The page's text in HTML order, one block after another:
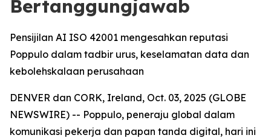
Bertanggungjawab
Pensijilan AI ISO 42001 mengesahkan reputasi
Poppulo dalam tadbir urus, keselamatan data dan
kebolehskalaan perusahaan
DENVER dan CORK, Ireland, Oct. 03, 2025 (GLOBE
NEWSWIRE) -- Poppulo, peneraju global dalam
komunikasi pekerja dan papan tanda digital, hari ini